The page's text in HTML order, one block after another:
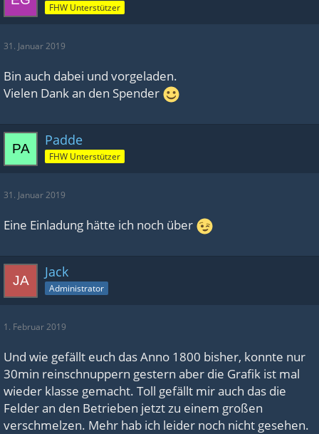
FHW Unterstützer
31. Januar 2019
Bin auch dabei und vorgeladen.
Vielen Dank an den Spender
Padde
FHW Unterstützer
31. Januar 2019
Eine Einladung hätte ich noch über
Jack
Administrator
1. Februar 2019
Und wie gefällt euch das Anno 1800 bisher, konnte nur
30min reinschnuppern gestern aber die Grafik ist mal
wieder klasse gemacht. Toll gefällt mir auch das die
Felder an den Betrieben jetzt zu einem großen
verschmelzen. Mehr hab ich leider noch nicht gesehen.